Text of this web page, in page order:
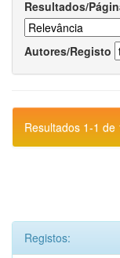
Resultados/
Autores/Registo
Resultados 1-1 de
Registos: